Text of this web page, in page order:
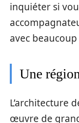
inquiéter si
avec
Une
L’architecture
œuvre de